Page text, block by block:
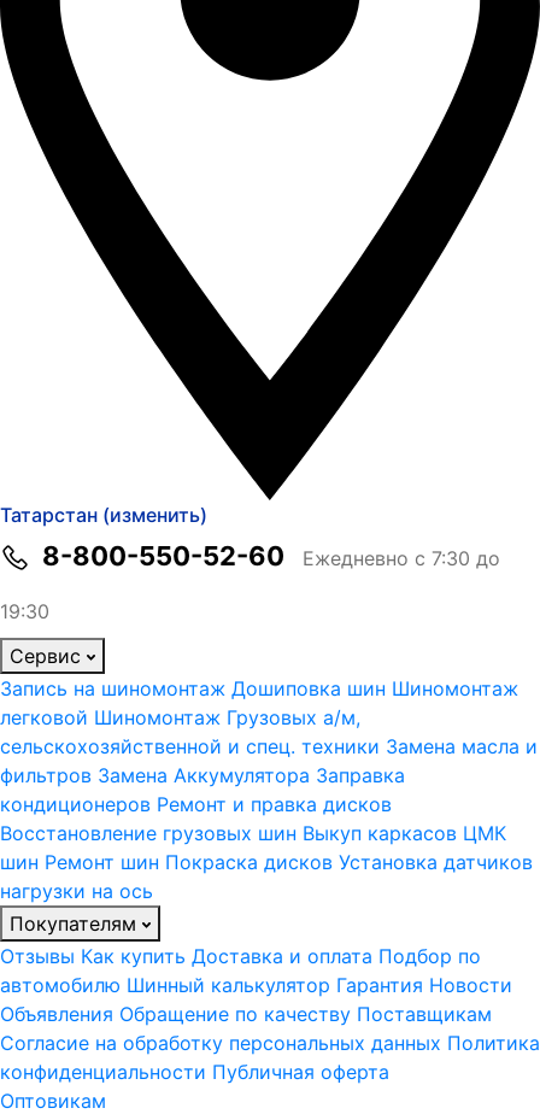
Татарстан (изменить)
8-800-550-52-60 Ежедневно с 7:30 до
19:30
Сервис
Запись на шиномонтаж Дошиповка шин Шиномонтаж
легковой Шиномонтаж Грузовых а/м,
сельскохозяйственной и спец. техники Замена масла и
фильтров Замена Аккумулятора Заправка
кондиционеров Ремонт и правка дисков
Восстановление грузовых шин Выкуп каркасов ЦМК
шин Ремонт шин Покраска дисков Установка датчиков
нагрузки на ось
Покупателям
Отзывы Как купить Доставка и оплата Подбор по
автомобилю Шинный калькулятор Гарантия Новости
Объявления Обращение по качеству Поставщикам
Согласие на обработку персональных данных Политика
конфиденциальности Публичная оферта
Оптовикам